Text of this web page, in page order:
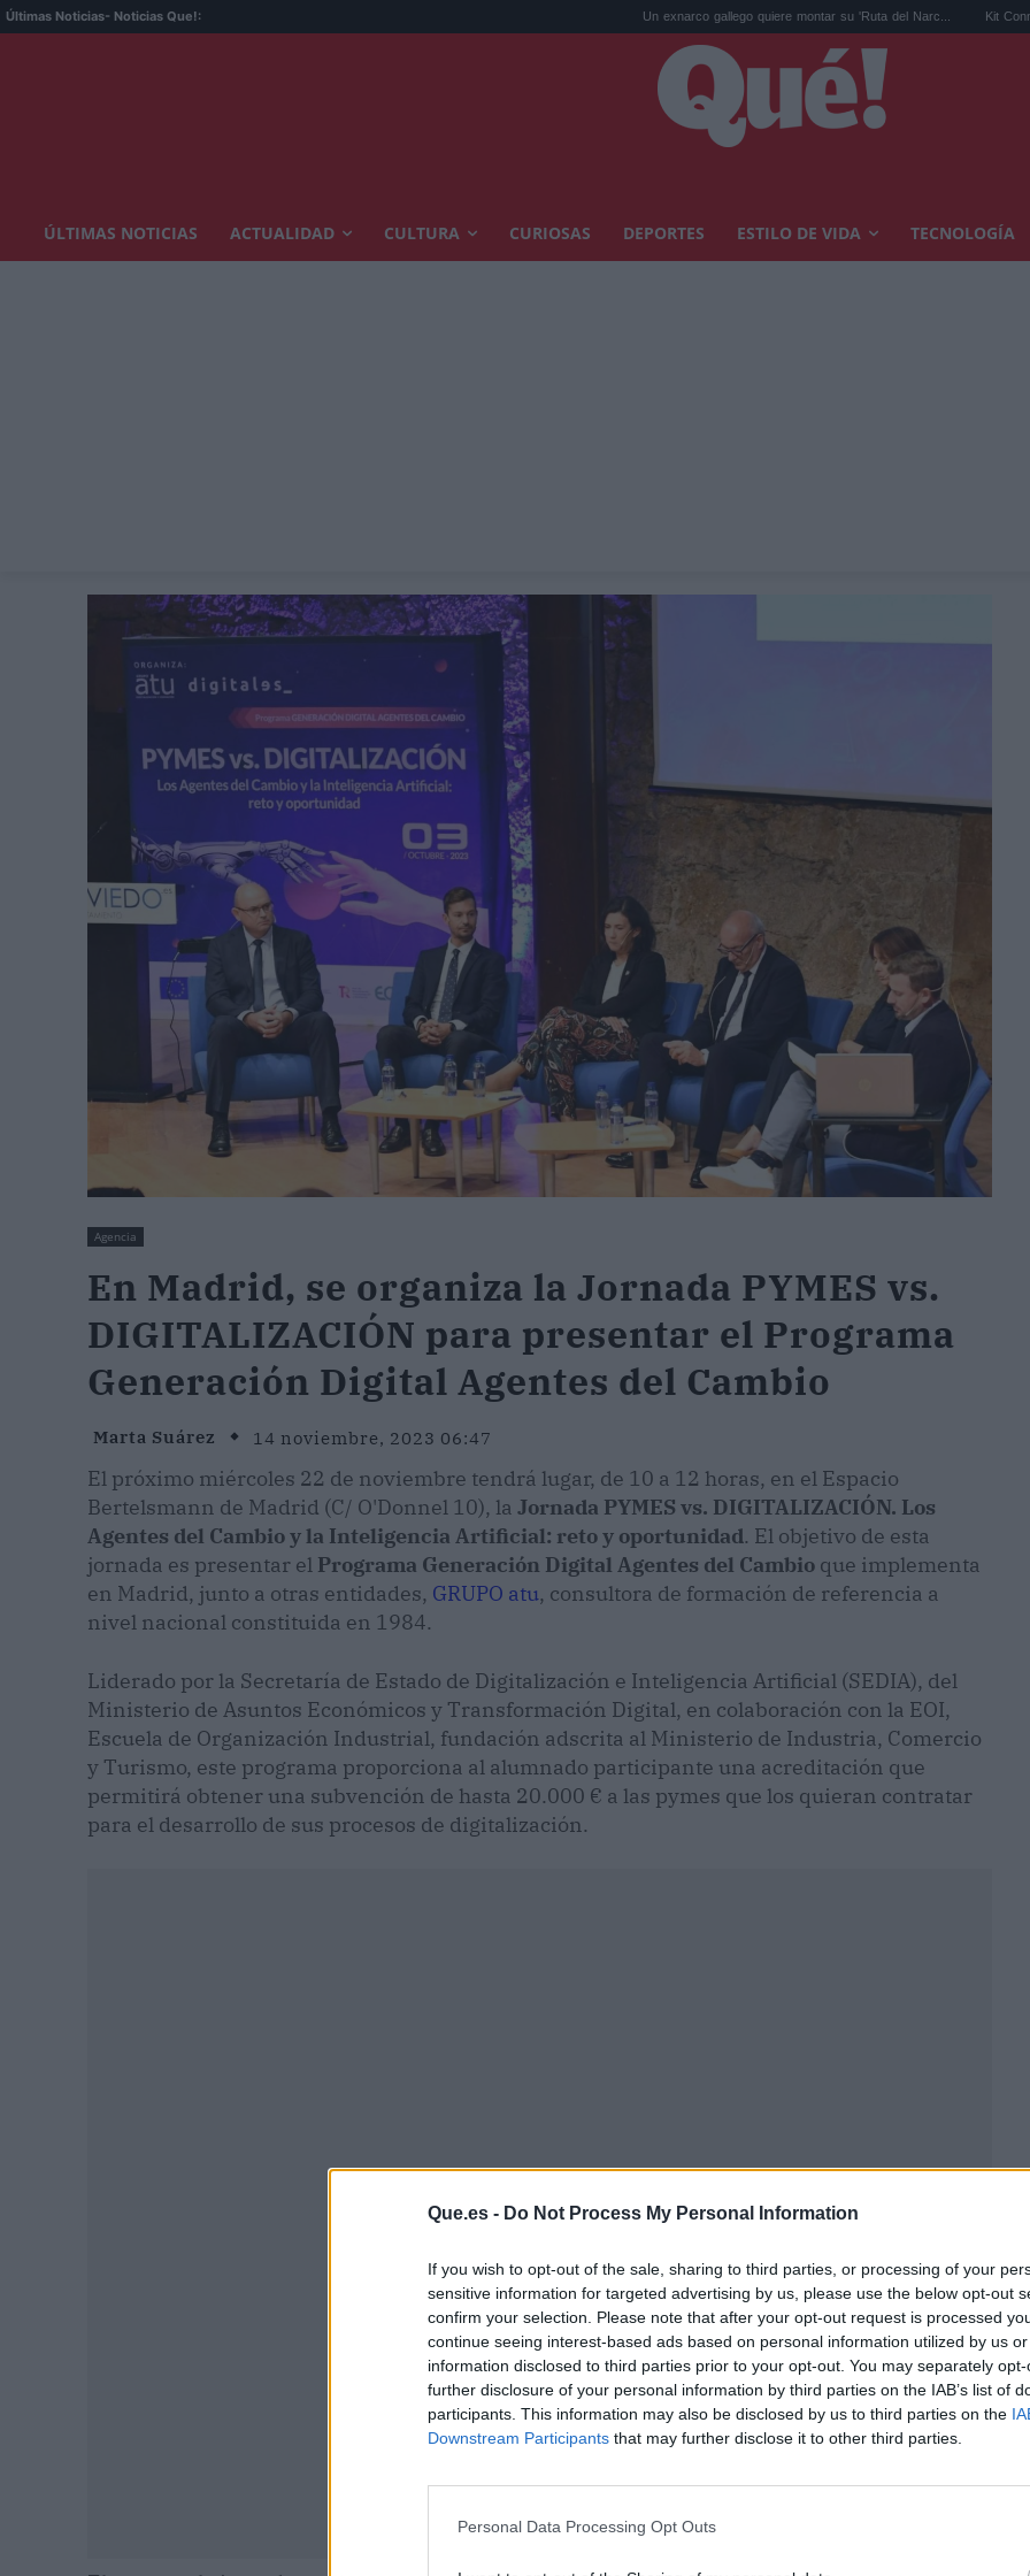
Que.es - Do Not Process My Personal Information
If you wish to opt-out of the sale, sharing to third parties, or processing of your
sensitive information for targeted advertising by us, please use the below opt-out
confirm your selection. Please note that after your opt-out request is processed
continue seeing interest-based ads based on personal information utilized by us
information disclosed to third parties prior to your opt-out. You may separately
further disclosure of your personal information by third parties on the IAB’s list of
participants. This information may also be disclosed by us to third parties on the
Downstream Participants that may further disclose it to other third parties.
Personal Data Processing Opt Outs
Últimas Noticias- Noticias Que!: Un exnarco gallego quiere montar su 'Ruta del Narc... Kit Connor será
ÚLTIMAS NOTICIAS ACTUALIDAD CULTURA CURIOSAS DEPORTES ESTILO DE VIDA TECNOLOGÍA
Agencia
En Madrid, se organiza la Jornada PYMES vs.
DIGITALIZACIÓN para presentar el Programa
Generación Digital Agentes del Cambio
Marta Suárez 14 noviembre, 2023 06:47
El próximo miércoles 22 de noviembre tendrá lugar, de 10 a 12 horas, en el Espacio
Bertelsmann de Madrid (C/ O'Donnel 10), la Jornada PYMES vs. DIGITALIZACIÓN. Los
Agentes del Cambio y la Inteligencia Artificial: reto y oportunidad. El objetivo de esta
jornada es presentar el Programa Generación Digital Agentes del Cambio que implementa
en Madrid, junto a otras entidades, GRUPO atu, consultora de formación de referencia a
nivel nacional constituida en 1984.
Liderado por la Secretaría de Estado de Digitalización e Inteligencia Artificial (SEDIA), del
Ministerio de Asuntos Económicos y Transformación Digital, en colaboración con la EOI,
Escuela de Organización Industrial, fundación adscrita al Ministerio de Industria, Comercio
y Turismo, este programa proporciona al alumnado participante una acreditación que
permitirá obtener una subvención de hasta 20.000 € a las pymes que los quieran contratar
para el desarrollo de sus procesos de digitalización.
Publicidad